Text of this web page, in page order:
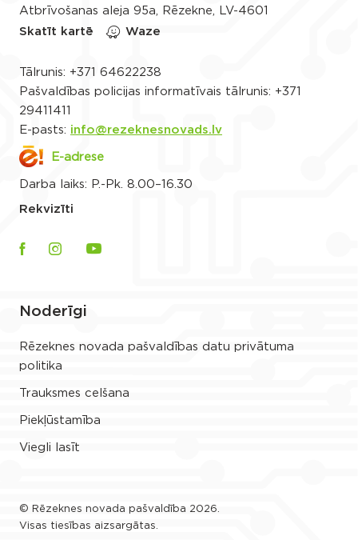
Atbrīvošanas aleja 95a, Rēzekne, LV-4601
Skatīt kartē
Waze
Tālrunis: +371 64622238
Pašvaldības policijas informatīvais tālrunis: +371
29411411
E-pasts: info@rezeknesnovads.lv
E-adrese
Darba laiks: P.-Pk. 8.00–16.30
Rekvizīti
Noderīgi
Rēzeknes novada pašvaldības datu privātuma
politika
Trauksmes celšana
Piekļūstamība
Viegli lasīt
© Rēzeknes novada pašvaldība 2026.
Visas tiesības aizsargātas.